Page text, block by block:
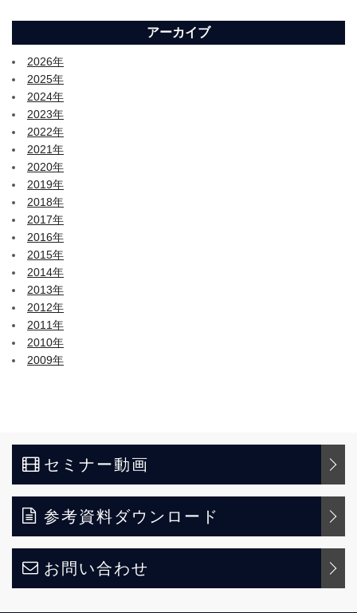
アーカイブ
2026年
2025年
2024年
2023年
2022年
2021年
2020年
2019年
2018年
2017年
2016年
2015年
2014年
2013年
2012年
2011年
2010年
2009年
セミナー動画
参考資料ダウンロード
お問い合わせ